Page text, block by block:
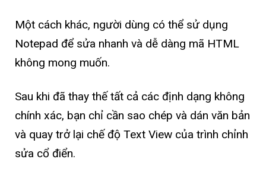
Một cách khác, người dùng có thể sử dụng
Notepad để sửa nhanh và dễ dàng mã HTML
không mong muốn.
Sau khi đã thay thế tất cả các định dạng không
chính xác, bạn chỉ cần sao chép và dán văn bản
và quay trở lại chế độ Text View của trình chỉnh
sửa cổ điển.